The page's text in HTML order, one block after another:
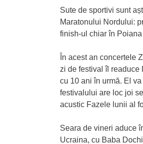
Sute de sportivi sunt
Maratonului Nordului:
finish-ul chiar în
În acest an concertele
zi de festival îl readuce
cu 10 ani în urmă. El
festivalului are loc joi
acustic Fazele lunii al
Seara de vineri aduce
Ucraina, cu Baba